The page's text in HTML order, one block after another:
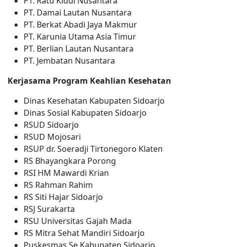
PT. Damai Lautan Nusantara
PT. Berkat Abadi Jaya Makmur
PT. Karunia Utama Asia Timur
PT. Berlian Lautan Nusantara
PT. Jembatan Nusantara
Kerjasama Program Keahlian Kesehatan
Dinas Kesehatan Kabupaten Sidoarjo
Dinas Sosial Kabupaten Sidoarjo
RSUD Sidoarjo
RSUD Mojosari
RSUP dr. Soeradji Tirtonegoro Klaten
RS Bhayangkara Porong
RSI HM Mawardi Krian
RS Rahman Rahim
RS Siti Hajar Sidoarjo
RSJ Surakarta
RSU Universitas Gajah Mada
RS Mitra Sehat Mandiri Sidoarjo